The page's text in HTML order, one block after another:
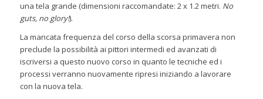
una tela grande (dimensioni raccomandate: 2 x 1.2 metri. No
guts, no glory!).
La mancata frequenza del corso della scorsa primavera non
preclude la possibilità ai pittori intermedi ed avanzati di
iscriversi a questo nuovo corso in quanto le tecniche ed i
processi verranno nuovamente ripresi iniziando a lavorare
con la nuova tela.